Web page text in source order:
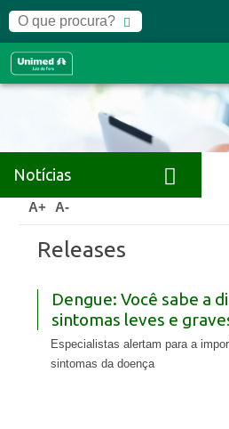
Notícias
Home Notícias
A+ A-
Releases
Dengue: Você sabe a
sintomas leves e
Especialistas alertam para a
sintomas da doença